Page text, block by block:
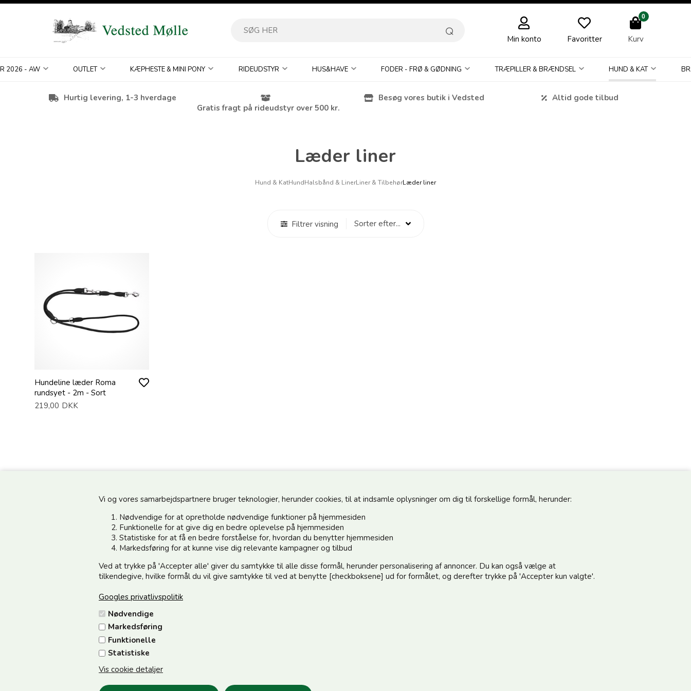
Vi og vores samarbejdspartnere bruger teknologier, herunder cookies, til at indsamle oplysninger om dig til forskellige formål, herunder:
Nødvendige for at opretholde nødvendige funktioner på hjemmesiden
Funktionelle for at give dig en bedre oplevelse på hjemmesiden
Statistiske for at få en bedre forståelse for, hvordan du benytter hjemmesiden
Markedsføring for at kunne vise dig relevante kampagner og tilbud
Ved at trykke på 'Accepter alle' giver du samtykke til alle disse formål, herunder personalisering af annoncer. Du kan også vælge at
tilkendegive, hvilke formål du vil give samtykke til ved at benytte [checkboksene] ud for formålet, og derefter trykke på 'Accepter kun valgte'.
Googles privatlivspolitik
Nødvendige
Markedsføring
Funktionelle
Statistiske
Vis cookie detaljer
Min konto Favoritter
0
Kurv
2026 - AW OUTLET KÆPHESTE & MINI PONY RIDEUDSTYR HUS&HAVE FODER - FRØ & GØDNING TRÆPILLER & BRÆNDSEL HUND & KAT
Hurtig levering, 1-3 hverdage
Gratis fragt på rideudstyr over 500 kr.
Besøg vores butik i Vedsted Altid gode tilbud
Læder liner
Hund & KatHundHalsbånd & LinerLiner & TilbehørLæder liner
Filtrer visning
Hundeline læder Roma
rundsyet - 2m - Sort
219,00 DKK
Din side - Log ind her
Handelsbetingelser
Fortrydelse/Reklamation
Samarbejdspartnere
Kundeservice
Vedsted Mølle A/S
6500 Vojens
CVR 49879415 Mail
Tlf. +45 74 54 51 06
Tilmeld dig vores nyhedsbrev og modtag gode tilbud